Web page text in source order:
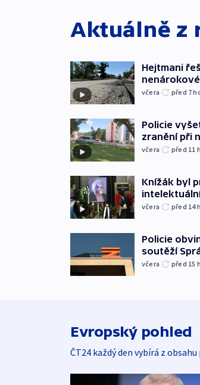
Aktuálně z
Hejtmani
včera před 7
Policie
zranění při
včera před 11
Knížák byl
včera před 14
Policie
soutěží
včera před 15
Evropský pohled
ČT24 každý den vybírá z